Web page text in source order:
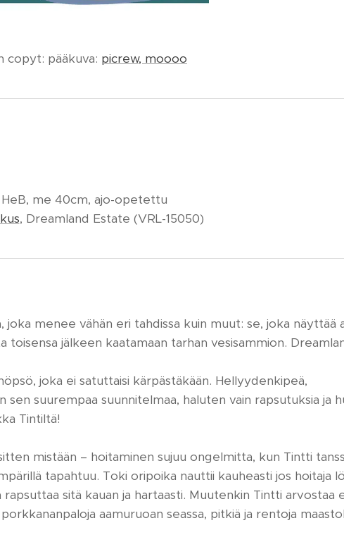
copyt: pääkuva: picrew, moooo
me 40cm, ajo-opetettu
, Dreamland Estate (VRL-15050)
menee vähän eri tahdissa kuin muut: se, joka näyttää
jälkeen kaatamaan tarhan vesisammion.
joka ei satuttaisi kärpästäkään. Hellyydenkipeä,
sen suurempaa suunnitelmaa, haluten vain rapsutuksia ja
Tintiltä!
mistään – hoitaminen sujuu ongelmitta, kun Tintti
tapahtuu. Toki oripoika nauttii kauheasti jos hoitaja
sitä kauan ja hartaasti. Muutenkin Tintti arvostaa
aamuruoan seassa, pitkiä ja rentoja